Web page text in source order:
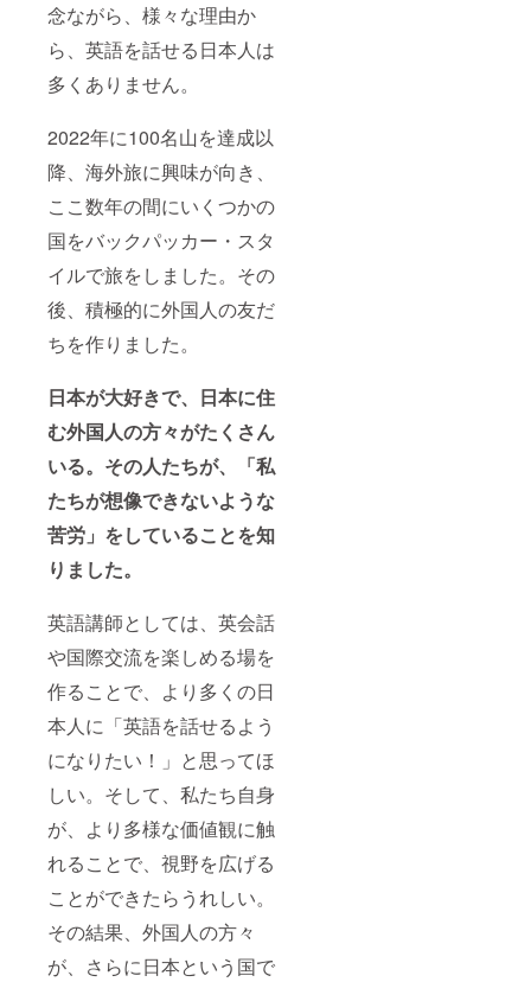
念ながら、様々な理由か
ら、英語を話せる日本人は
多くありません。
2022年に100名山を達成以
降、海外旅に興味が向き、
ここ数年の間にいくつかの
国をバックパッカー・スタ
イルで旅をしました。その
後、積極的に外国人の友だ
ちを作りました。
日本が大好きで、日本に住
む外国人の方々がたくさん
いる。その人たちが、「私
たちが想像できないような
苦労」をしていることを知
りました。
英語講師としては、英会話
や国際交流を楽しめる場を
作ることで、より多くの日
本人に「英語を話せるよう
になりたい！」と思ってほ
しい。そして、私たち自身
が、より多様な価値観に触
れることで、視野を広げる
ことができたらうれしい。
その結果、外国人の方々
が、さらに日本という国で